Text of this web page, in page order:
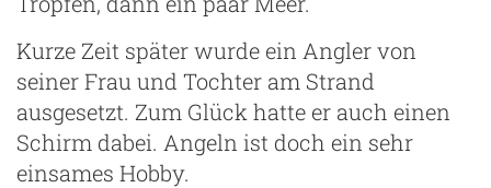
Kurze Zeit später wurde ein Angler von
seiner Frau und Tochter am Strand
ausgesetzt. Zum Glück hatte er auch einen
Schirm dabei. Angeln ist doch ein sehr
einsames Hobby.